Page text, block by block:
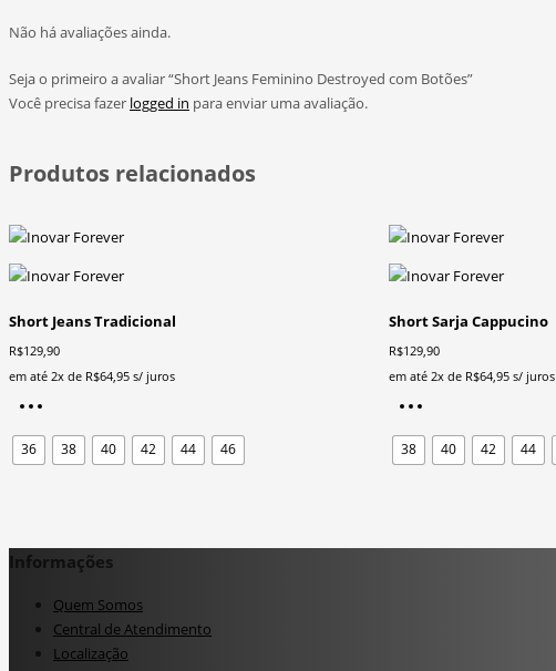
Não há avaliações ainda.
Seja o primeiro a avaliar “Short Jeans Feminino Destroyed com Botões”
Você precisa fazer logged in para enviar uma avaliação.
Produtos relacionados
Short Jeans Tradicional
R$129,90
em até 2x de R$64,95 s/ juros
tem
opções
podem
ser
escolhidas
na
36 38 40 42 44 46
Short Sarja Cappucino
R$129,90
em até 2x de R$64,95 s/ juros
tem
opções
38 40 42 44
Informações
Quem Somos
Central de Atendimento
Localização